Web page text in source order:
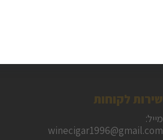
שירות לקוחות
מייל:
winecigar1996@gmail.com